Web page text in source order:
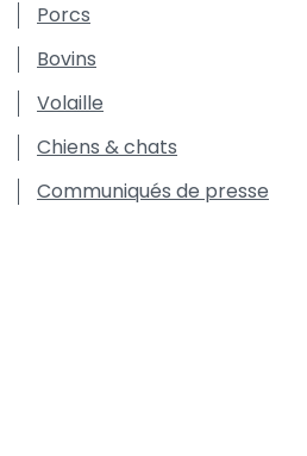
Porcs
Bovins
Volaille
Chiens & chats
Communiqués de presse